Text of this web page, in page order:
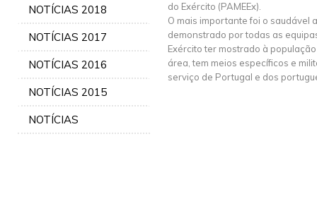
NOTÍCIAS 2018
NOTÍCIAS 2017
NOTÍCIAS 2016
NOTÍCIAS 2015
NOTÍCIAS
do Exército (PAMEEx).
O mais importante foi o saudável
demonstrado por todas as
Exército ter mostrado à
área, tem meios específicos e
serviço de Portugal e dos